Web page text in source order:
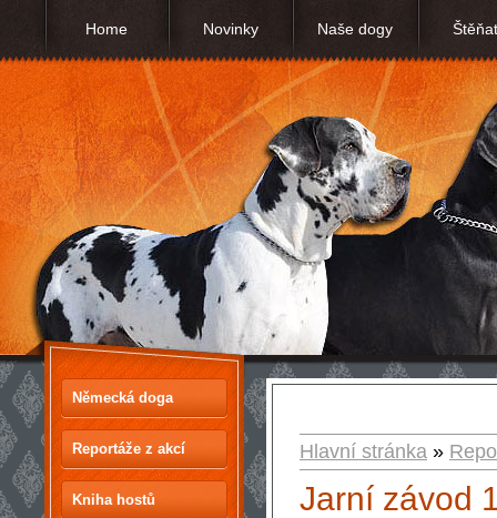
Home Novinky Naše dogy
Německá doga
Reportáže z akcí
Kniha hostů
Hlavní stránka »
Jarní závod